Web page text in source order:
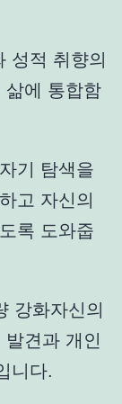
성적 취향의
삶에 통합함
기 탐색을
고 자신의
록 도와줍
강화자신의
견과 개인
니다.